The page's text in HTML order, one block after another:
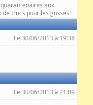
aux
trucs pour les gosses!
Le 30/06/2013 à 19:38
Le 30/06/2013 à 21:09